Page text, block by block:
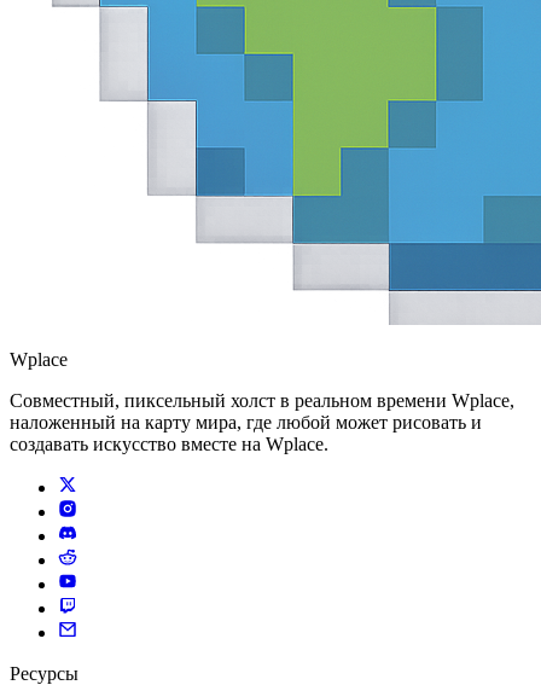
Wplace
Совместный, пиксельный холст в реальном времени Wplace,
наложенный на карту мира, где любой может рисовать и
создавать искусство вместе на Wplace.
Ресурсы